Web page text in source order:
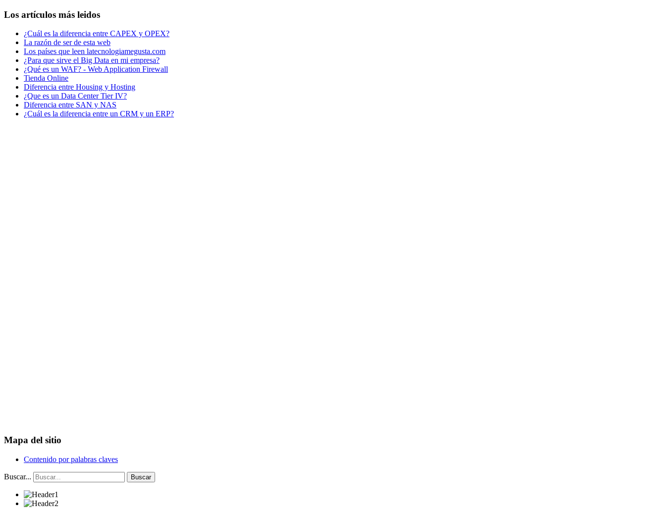
Los artículos más leidos
¿Cuál es la diferencia entre CAPEX y OPEX?
La razón de ser de esta web
Los países que leen latecnologiamegusta.com
¿Para que sirve el Big Data en mi empresa?
¿Qué es un WAF? - Web Application Firewall
Tienda Online
Diferencia entre Housing y Hosting
¿Que es un Data Center Tier IV?
Diferencia entre SAN y NAS
¿Cuál es la diferencia entre un CRM y un ERP?
Mapa del sitio
Contenido por palabras claves
Buscar... Buscar